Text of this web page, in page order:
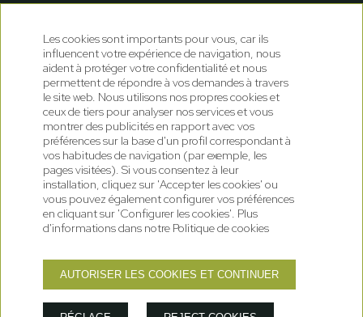
Politique de cookies
Politique de confidentialité
Les cookies sont importants pour vous, car ils
influencent votre expérience de navigation, nous
aident à protéger votre confidentialité et nous
permettent de répondre à vos demandes à travers
le site web. Nous utilisons nos propres cookies et
ceux de tiers pour analyser nos services et vous
montrer des publicités en rapport avec vos
préférences sur la base d'un profil correspondant à
vos habitudes de navigation (par exemple, les
pages visitées). Si vous consentez à leur
installation, cliquez sur 'Accepter les cookies' ou
vous pouvez également configurer vos préférences
en cliquant sur 'Configurer les cookies'. Plus
d'informations dans notre Politique de cookies
AUTORISER LES COOKIES ET CONTINUER